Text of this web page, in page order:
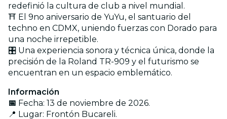
redefinió la cultura de club a nivel mundial.
⛩️ El 9no aniversario de YuYu, el santuario del
techno en CDMX, uniendo fuerzas con Dorado para
una noche irrepetible.
🎛️ Una experiencia sonora y técnica única, donde la
precisión de la Roland TR-909 y el futurismo se
encuentran en un espacio emblemático.
Información
📅 Fecha: 13 de noviembre de 2026.
📍 Lugar: Frontón Bucareli.